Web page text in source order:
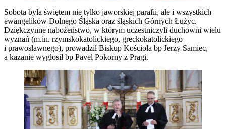
Sobota była świętem nie tylko jaworskiej parafii, ale i wszystkich
ewangelików Dolnego Śląska oraz śląskich Górnych Łużyc.
Dziękczynne nabożeństwo, w którym uczestniczyli duchowni wielu
wyznań (m.in. rzymskokatolickiego, greckokatolickiego
i prawosławnego), prowadził Biskup Kościoła bp Jerzy Samiec,
a kazanie wygłosił bp Pavel Pokorny z Pragi.